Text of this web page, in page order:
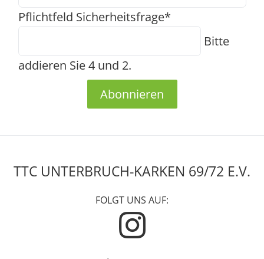
Pflichtfeld Sicherheitsfrage*
Bitte
addieren Sie 4 und 2.
Abonnieren
TTC UNTERBRUCH-KARKEN 69/72 E.V.
FOLGT UNS AUF: